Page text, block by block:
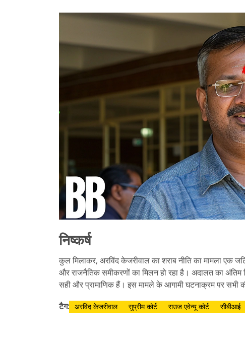
निष्कर्ष
कुल मिलाकर, अरविंद केजरीवाल का शराब नीति का मामला एक
और राजनैतिक समीकरणों का मिलन हो रहा है। अदालत का अंतिम
सही और प्रामाणिक हैं। इस मामले के आगामी घटनाक्रम पर सभी
टैग: अरविंद केजरीवाल सुप्रीम कोर्ट राउज एवेन्यू कोर्ट सीबीआई